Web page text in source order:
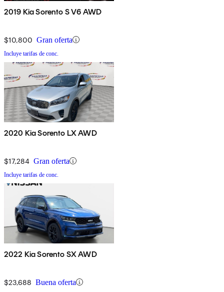
2019 Kia Sorento S V6 AWD
$10,800 Gran oferta
Incluye tarifas de conc.
2020 Kia Sorento LX AWD
$17,284 Gran oferta
Incluye tarifas de conc.
2022 Kia Sorento SX AWD
$23,688 Buena oferta